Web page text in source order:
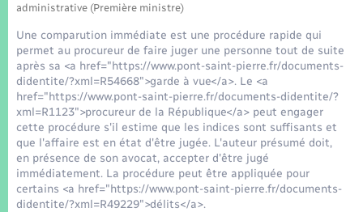
Transports
Voirie et espace public
administrative (Première ministre)
Une comparution immédiate est une procédure rapide qui
permet au procureur de faire juger une personne tout de suite
après sa <a href="https://www.pont-saint-pierre.fr/documents-
didentite/?xml=R54668">garde à vue</a>. Le <a
href="https://www.pont-saint-pierre.fr/documents-didentite/?
xml=R1123">procureur de la République</a> peut engager
cette procédure s'il estime que les indices sont suffisants et
que l'affaire est en état d'être jugée. L'auteur présumé doit,
en présence de son avocat, accepter d'être jugé
immédiatement. La procédure peut être appliquée pour
certains <a href="https://www.pont-saint-pierre.fr/documents-
didentite/?xml=R49229">délits</a>.